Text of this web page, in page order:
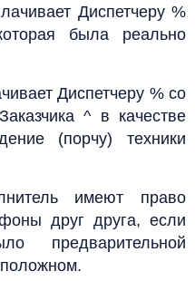
Диспетчеру %
была реально
Диспетчеру % со
^ в качестве
(порчу) техники
имеют право
друг друга, если